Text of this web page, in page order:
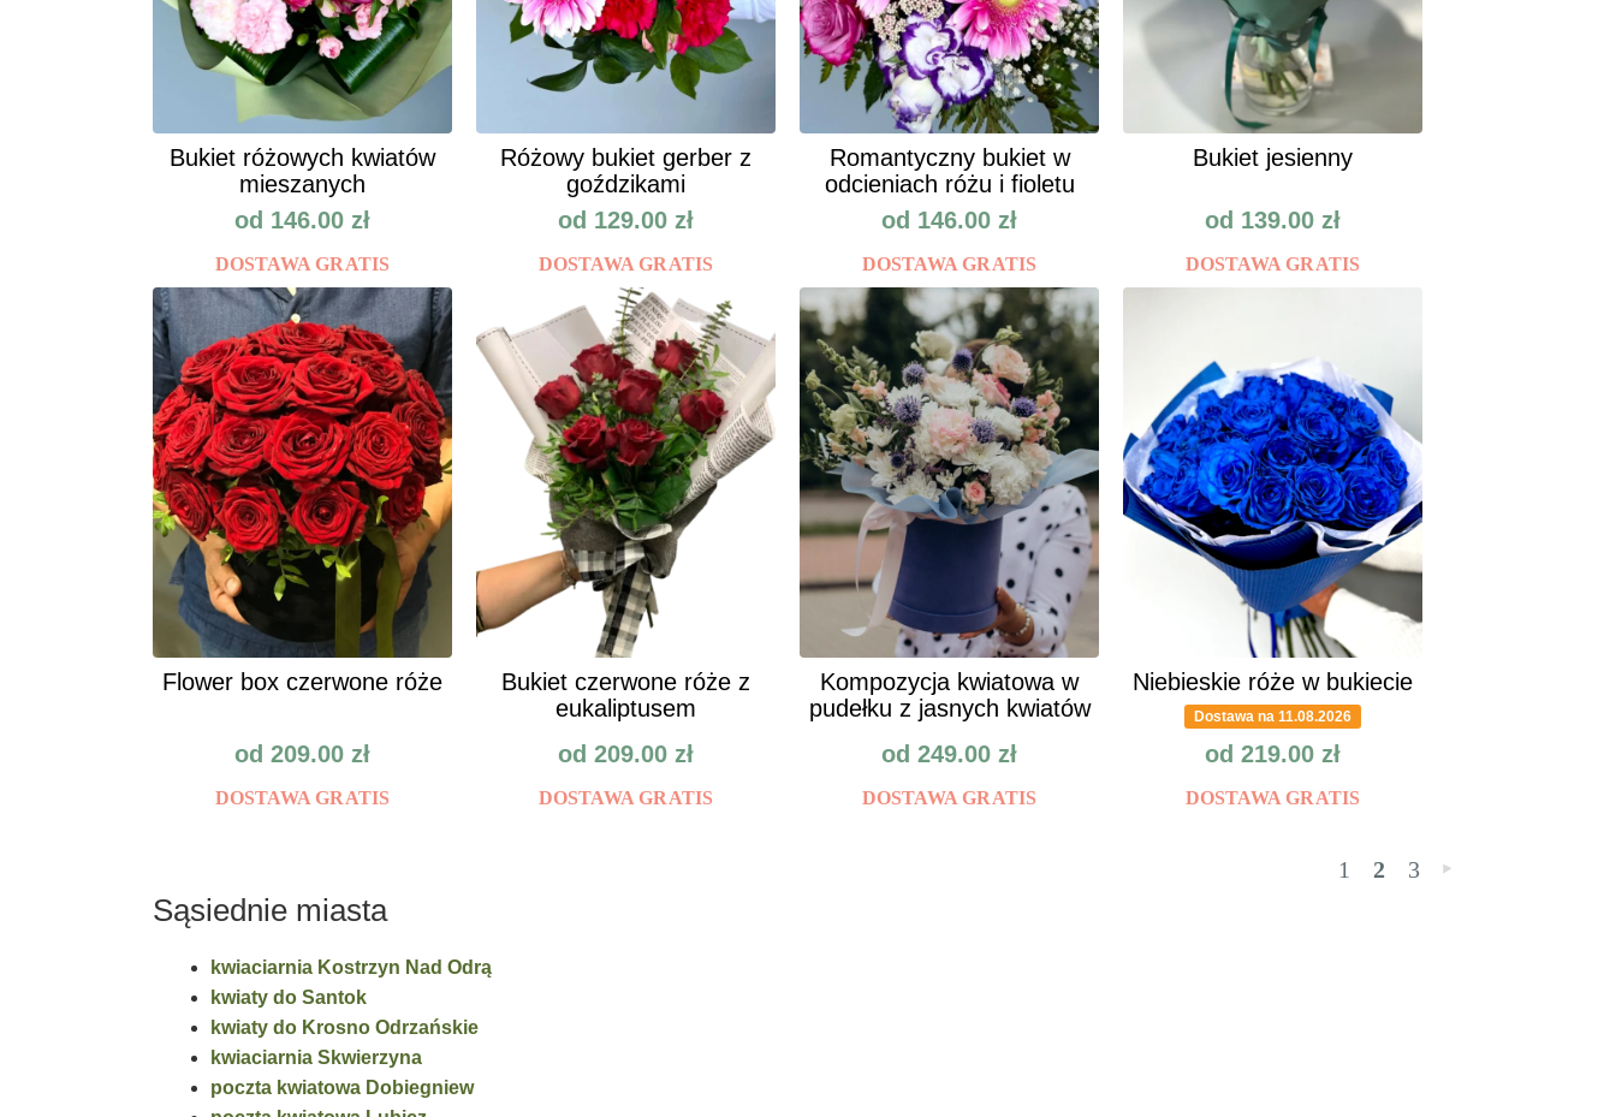
Bukiet różowych kwiatów
mieszanych
od 146.00 zł
DOSTAWA GRATIS
Różowy bukiet gerber z
goździkami
od 129.00 zł
DOSTAWA GRATIS
Romantyczny bukiet w
odcieniach różu i fioletu
od 146.00 zł
DOSTAWA GRATIS
Bukiet jesienny
od 139.00 zł
DOSTAWA GRATIS
Flower box czerwone róże
od 209.00 zł
DOSTAWA GRATIS
Bukiet czerwone róże z
eukaliptusem
od 209.00 zł
DOSTAWA GRATIS
Kompozycja kwiatowa w
pudełku z jasnych kwiatów
od 249.00 zł
DOSTAWA GRATIS
Niebieskie róże w bukiecie
Dostawa na 11.08.2026
od 219.00 zł
DOSTAWA GRATIS
1 2 3 »
Sąsiednie miasta
kwiaciarnia Kostrzyn Nad Odrą
kwiaty do Santok
kwiaty do Krosno Odrzańskie
kwiaciarnia Skwierzyna
poczta kwiatowa Dobiegniew